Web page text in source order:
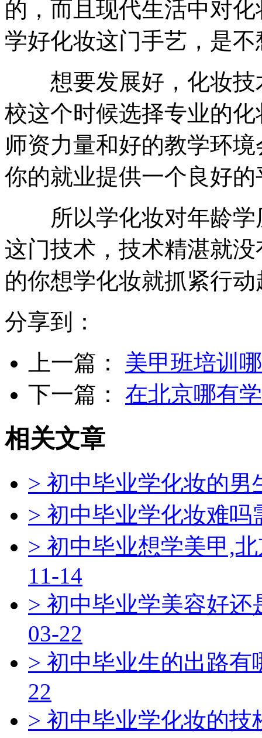
的，而且现代生活中对
学好化妆这门手艺，是
想要发展好，化妆技
校这个时候选择专业的
师资力量和好的教学环
你的就业提供一个良好的
所以学化妆对年龄学
这门技术，技术精湛就
的你想学化妆就抓紧行
分享到：
上一篇：
美甲班培训
下一篇：
在北京哪有
相关文章
> 初中毕业学化妆的
> 初中毕业学化妆难
> 初中毕业想学美甲,
11-14
> 初中毕业学美容好
03-22
> 初中毕业生的出路
22
> 初中毕业学化妆的